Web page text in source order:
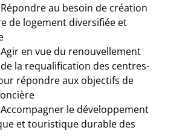
Répondre au besoin de création
de logement diversifiée et
Agir en vue du renouvellement
la requalification des centres-
répondre aux objectifs de
Accompagner le développement
et touristique durable des